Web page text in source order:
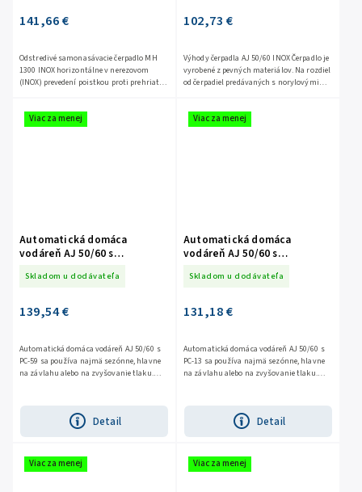
141,66 €
Odstredivé samonasávacie čerpadlo MH
1300 INOX horizontálne v nerezovom
(INOX) prevedení poistkou proti prehriatiu
102,73 €
Výhody čerpadla AJ 50/60 INOX Čerpadlo je
vyrobené z pevných materiálov. Na rozdiel
od čerpadiel predávaných s norylovými
Viac za menej
Automatická domáca
vodáreň AJ 50/60 s
Skladom u dodávateľa
139,54 €
Detail
Automatická domáca vodáreň AJ 50/60 s
PC-59 sa používa najmä sezónne, hlavne
na závlahu alebo na zvyšovanie tlaku.
Viac za menej
Automatická domáca
vodáreň AJ 50/60 s
Skladom u dodávateľa
131,18 €
Detail
Automatická domáca vodáreň AJ 50/60 s
PC-13 sa používa najmä sezónne, hlavne
na závlahu alebo na zvyšovanie tlaku.
Viac za menej Viac za menej